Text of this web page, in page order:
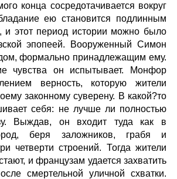
конца сосредотачивается вокруг
ею становится подлинным
этот период истории можно было
эпопеей. Вооруженный Симон
формально принадлежащим ему.
чувства он испытывает. Монфор
верность, которую жители
законному суверену. В какой?то
себя: не лучше ли полностью
Выждав, он входит туда как в
беря заложников, грабя и
четверти строений. Тогда жители
и французам удается захватить
смертельной уличной схватки.